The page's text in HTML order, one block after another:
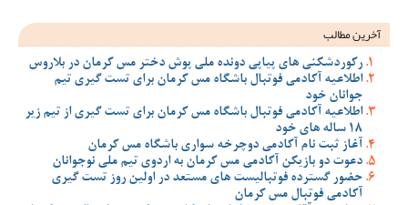
آخرین مطالب
رکوردشکنی های پیاپی دونده ملی پوش دختر مس کرمان در بلاروس
اطلاعیه آکادمی فوتبال باشگاه مس کرمان برای تست گیری تیم
جوانان خود
اطلاعیه آکادمی فوتبال باشگاه مس کرمان برای تست گیری از تیم زیر
18 ساله های خود
آغاز ثبت نام آکادمی دوچرخه سواری باشگاه مس کرمان
دعوت دو بازیکن آکادمی مس کرمان به اردوی تیم ملی نوجوانان
حضور گسترده فوتبالیست های مستعد در اولین روز تست گیری
آکادمی فوتبال مس کرمان